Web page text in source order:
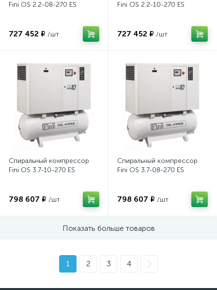
Fini OS 2.2-08-270 ES
727 452 ₽ /шт
Fini OS 2.2-10-270 ES
727 452 ₽ /шт
Спиральный компрессор
Fini OS 3.7-10-270 ES
798 607 ₽ /шт
Спиральный компрессор
Fini OS 3.7-08-270 ES
798 607 ₽ /шт
Показать больше товаров
1 2 3 4